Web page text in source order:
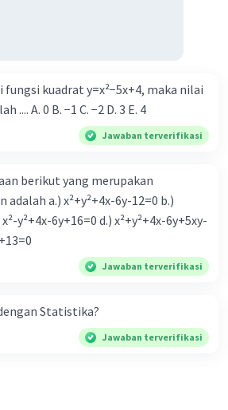
kuadrat y=x²−5x+4, maka nilai
.... A. 0 B. −1 C. −2 D. 3 E. 4
Jawaban terverifikasi
berikut yang merupakan
6y-12=0 b.)
y²+4x-6y+16=0 d.) x²+y²+4x-6y+5xy-
Jawaban terverifikasi
Statistika?
Jawaban terverifikasi